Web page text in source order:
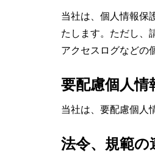
当社は、個人情報保
たします。ただし、
アクセスログなどの
要配慮個人情
当社は、要配慮個人
法令、規範の